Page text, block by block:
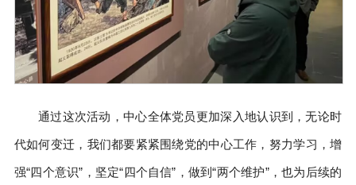
通过这次活动，中心全体党员更加深入地认识到，无论时
代如何变迁，我们都要紧紧围绕党的中心工作，努力学习，增
强“四个意识”，坚定“四个自信”，做到“两个维护”，也为后续的